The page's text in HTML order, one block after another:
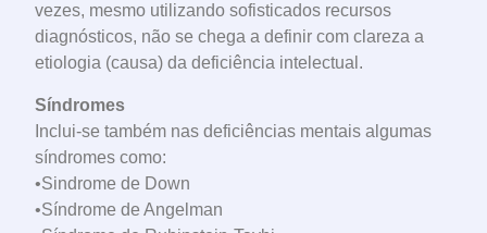
vezes, mesmo utilizando sofisticados recursos
diagnósticos, não se chega a definir com clareza a
etiologia (causa) da deficiência intelectual.
Síndromes
Inclui-se também nas deficiências mentais algumas
síndromes como:
•Sindrome de Down
•Síndrome de Angelman